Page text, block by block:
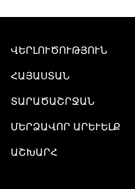
ՎԵՐԼՈՒԾՈՒԹՅՈՒՆ
ՀԱՅԱՍՏԱՆ
ՏԱՐԱԾԱՇՐՋԱՆ
ՄԵՐՁԱՎՈՐ ԱՐԵՒԵԼՔ
ԱՇԽԱՐՀ